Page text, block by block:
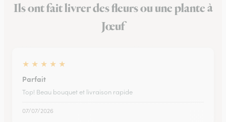
Ils ont fait livrer des fleurs ou une plante à
Jœuf
★ ★ ★ ★ ★
Parfait
Top! Beau bouquet et livraison rapide
07/07/2026